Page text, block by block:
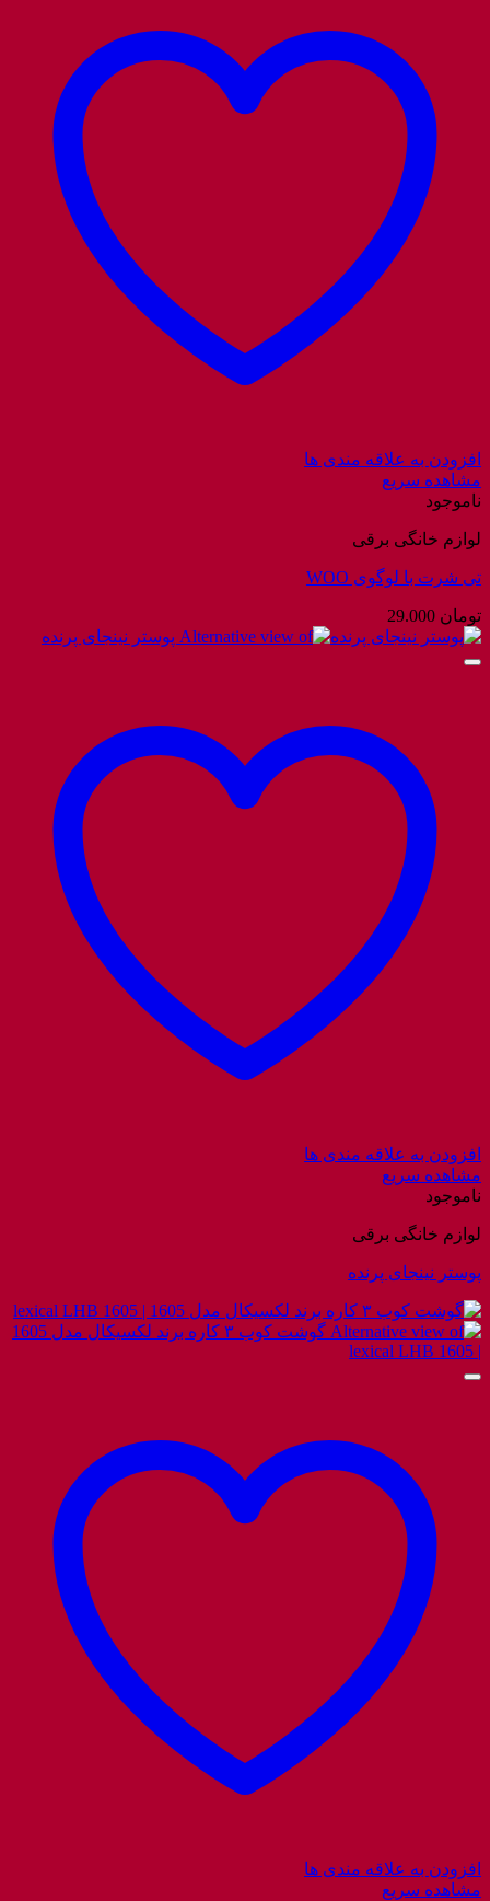
افزودن به علاقه مندی ها
مشاهده سریع
ناموجود
لوازم خانگی برقی
تی شرت با لوگوی WOO
تومان
افزودن به علاقه مندی ها
مشاهده سریع
ناموجود
لوازم خانگی برقی
پوستر نینجای پرنده
افزودن به علاقه مندی ها
مشاهده سریع